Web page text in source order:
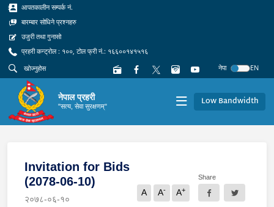
आपतकालीन सम्पर्क नं.
बारम्बार सोधिने प्रश्नहरु
उजुरी तथा गुनासो
प्रहरी कन्ट्रोल : १००, टोल फ्री नं.: १६६००१४१५१६
नेपा
EN
नेपाल प्रहरी
"सत्य, सेवा सुरक्षणम्" Low Bandwidth
Invitation for Bids
(2078-06-10)
२०७८-०६-१०
A A- A+
Share